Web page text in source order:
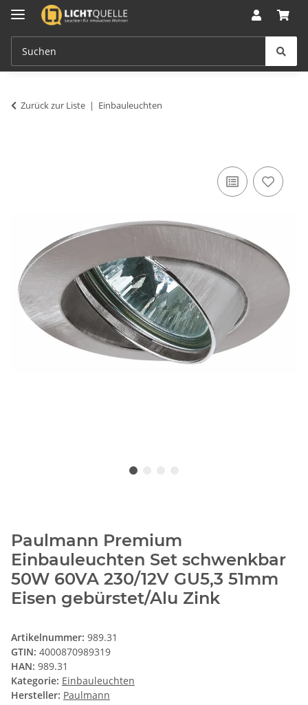
Zurück zur Liste Einbauleuchten
Paulmann Premium
Einbauleuchten Set schwenkbar
50W 60VA 230/12V GU5,3 51mm
Eisen gebürstet/Alu Zink
Artikelnummer: 989.31
GTIN: 4000870989319
HAN: 989.31
Kategorie: Einbauleuchten
Hersteller: Paulmann